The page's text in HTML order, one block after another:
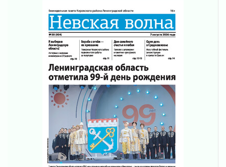
«Результат командный, заслуга каждого
ведомства и муниципалитета»
05 августа 2026
Вдохновлять, просвещать и объединять!
05 августа 2026
Не оставят в беде
05 августа 2026
На лидирующих позициях
04 августа 2026
Итоги конкурса «Лучший работник
Кадрового центра – 2026» подведены!
04 августа 2026
Ставка на дисциплину на перекрестках